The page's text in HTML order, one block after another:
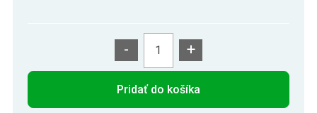
- +
Pridať do košíka